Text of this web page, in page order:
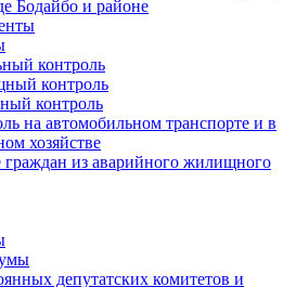
Бодайбо и районе
контроль
контроль
контроль
на автомобильном транспорте и в
хозяйстве
граждан из аварийного жилищного
депутатских комитетов и